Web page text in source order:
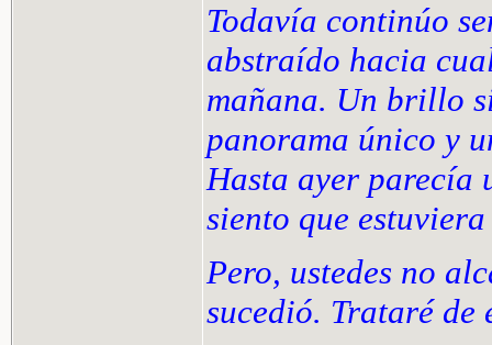
Todavía continúo
abstraído hacia
mañana. Un brillo
panorama único y
Hasta ayer parecía
siento que
Pero, ustedes no
sucedió. Trataré de